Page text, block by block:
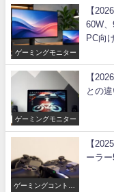
ゲーミングモニター
【
60W
PC向
ゲーミングモニター
【
との
ゲーミングコントロ
【
ーラ